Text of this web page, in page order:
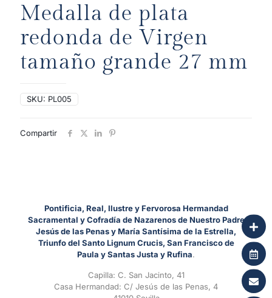
Medalla de plata
redonda de Virgen
tamaño grande 27 mm
SKU: PL005
Compartir
Pontificia, Real, Ilustre y Fervorosa Hermandad
Sacramental y Cofradía de Nazarenos de Nuestro Padre
Jesús de las Penas y María Santísima de la Estrella,
Triunfo del Santo Lignum Crucis, San Francisco de
Paula y Santas Justa y Rufina.
Capilla: C. San Jacinto, 41
Casa Hermandad: C/ Jesús de las Penas, 4